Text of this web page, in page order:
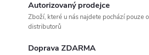
Autorizovaný prodejce
Zboží, které u nás najdete pochází pouze
distributorů
Doprava ZDARMA